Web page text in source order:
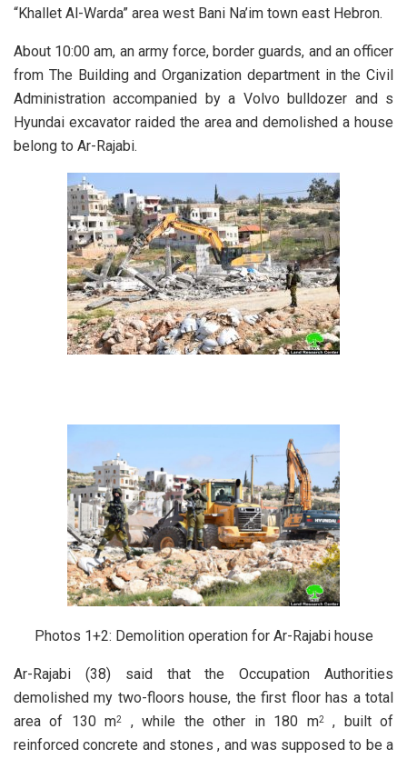
“Khallet Al-Warda” area west Bani Na’im town east Hebron.
About 10:00 am, an army force, border guards, and an officer
from The Building and Organization department in the Civil
Administration accompanied by a Volvo bulldozer and s
Hyundai excavator raided the area and demolished a house
belong to Ar-Rajabi.
Photos 1+2: Demolition operation for Ar-Rajabi house
Ar-Rajabi (38) said that the Occupation Authorities
demolished my two-floors house, the first floor has a total
area of 130 m2 , while the other in 180 m2, built of
reinforced concrete and stones , and was supposed to be a